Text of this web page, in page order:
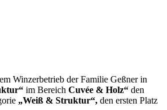
Winzerbetrieb der Familie Geßner in
im Bereich Cuvée & Holz“ den
„Weiß & Struktur“, den ersten Platz